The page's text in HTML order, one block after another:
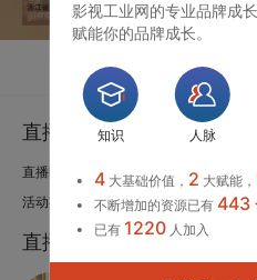
直播
直播|桑吉：涉案剧的创作
直播时间：2020.09.04 19:30-23:00
活动期数：中国编剧社群 第11期
直播嘉宾
影视工业网的专业品牌成
赋能你的品牌成长。
知识 人脉
4大基础价值， 2 大赋能，
不断增加的资源已有 443
已有 1220人加入